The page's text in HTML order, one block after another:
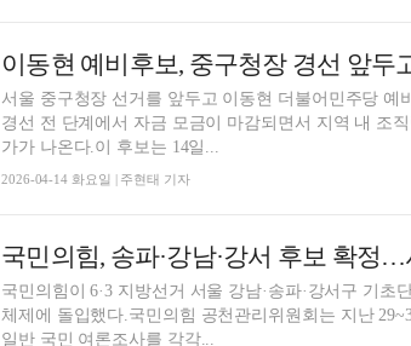
서울 중구청장 선거를 앞두고 이동현 더불어민주당 예
경선 전 단계에서 자금 모금이 마감되면서 지역 내 조
가가 나온다.이 후보는 14일...
2026-04-14 화요일 | 주현태 기자
국민의힘이 6·3 지방선거 서울 강남·송파·강서구 기초
체제에 돌입했다.국민의힘 공천관리위원회는 지난
일반 국민 여론조사를 각각...